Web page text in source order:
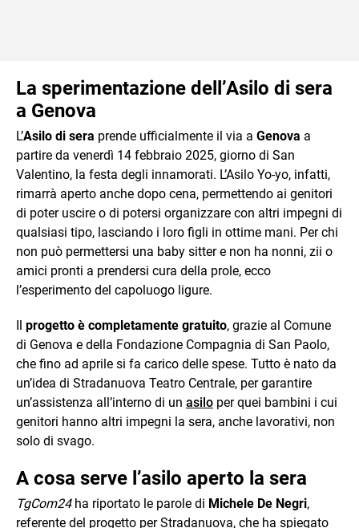
La sperimentazione dell’Asilo di sera
a Genova
L’Asilo di sera prende ufficialmente il via a Genova a
partire da venerdì 14 febbraio 2025, giorno di San
Valentino, la festa degli innamorati. L’Asilo Yo-yo, infatti,
rimarrà aperto anche dopo cena, permettendo ai genitori
di poter uscire o di potersi organizzare con altri impegni di
qualsiasi tipo, lasciando i loro figli in ottime mani. Per chi
non può permettersi una baby sitter e non ha nonni, zii o
amici pronti a prendersi cura della prole, ecco
l’esperimento del capoluogo ligure.
Il progetto è completamente gratuito, grazie al Comune
di Genova e della Fondazione Compagnia di San Paolo,
che fino ad aprile si fa carico delle spese. Tutto è nato da
un’idea di Stradanuova Teatro Centrale, per garantire
un’assistenza all’interno di un asilo per quei bambini i cui
genitori hanno altri impegni la sera, anche lavorativi, non
solo di svago.
A cosa serve l’asilo aperto la sera
TgCom24ha riportato le parole di Michele De Negri,
referente del progetto per Stradanuova, che ha spiegato